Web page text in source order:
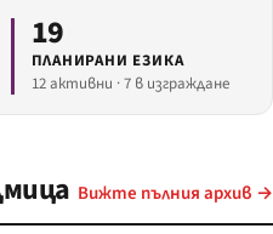
19
ПЛАНИРАНИ ЕЗИКА
12 активни · 7 в изграждане
Вижте пълния архив →